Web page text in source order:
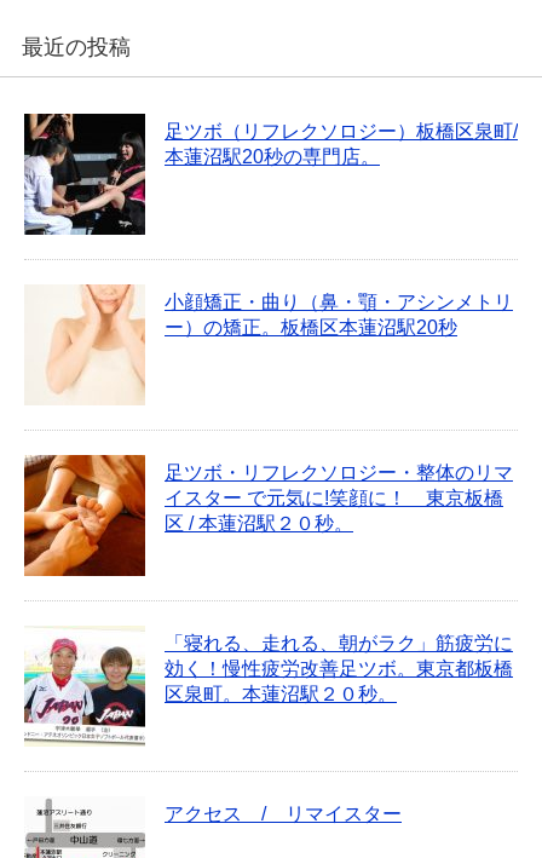
最近の投稿
足ツボ（リフレクソロジー）板橋区泉町/
本蓮沼駅20秒の専門店。
小顔矯正・曲り（鼻・顎・アシンメトリ
ー）の矯正。板橋区本蓮沼駅20秒
足ツボ・リフレクソロジー・整体のリマ
イスター で元気に!笑顔に！ 東京板橋
区 / 本蓮沼駅２０秒。
「寝れる、走れる、朝がラク」筋疲労に
効く！慢性疲労改善足ツボ。東京都板橋
区泉町。本蓮沼駅２０秒。
アクセス / リマイスター